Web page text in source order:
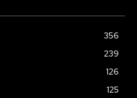
356
239
126
125